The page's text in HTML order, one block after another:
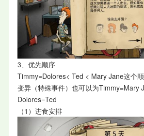
3、优先顺序
Timmy=Dolores< Ted < Mary Jane这个
变异（特殊事件）也可以为Timmy=Mary
Dolores=Ted
（1）进食安排